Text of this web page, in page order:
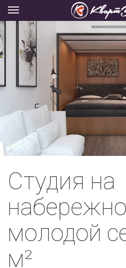
Студия на
молодой
м²